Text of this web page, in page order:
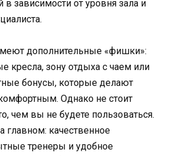
в зависимости от уровня зала и
дополнительные «фишки»:
кресла, зону отдыха с чаем или
бонусы, которые делают
Однако не стоит
чем вы не будете пользоваться.
главном: качественное
тренеры и удобное